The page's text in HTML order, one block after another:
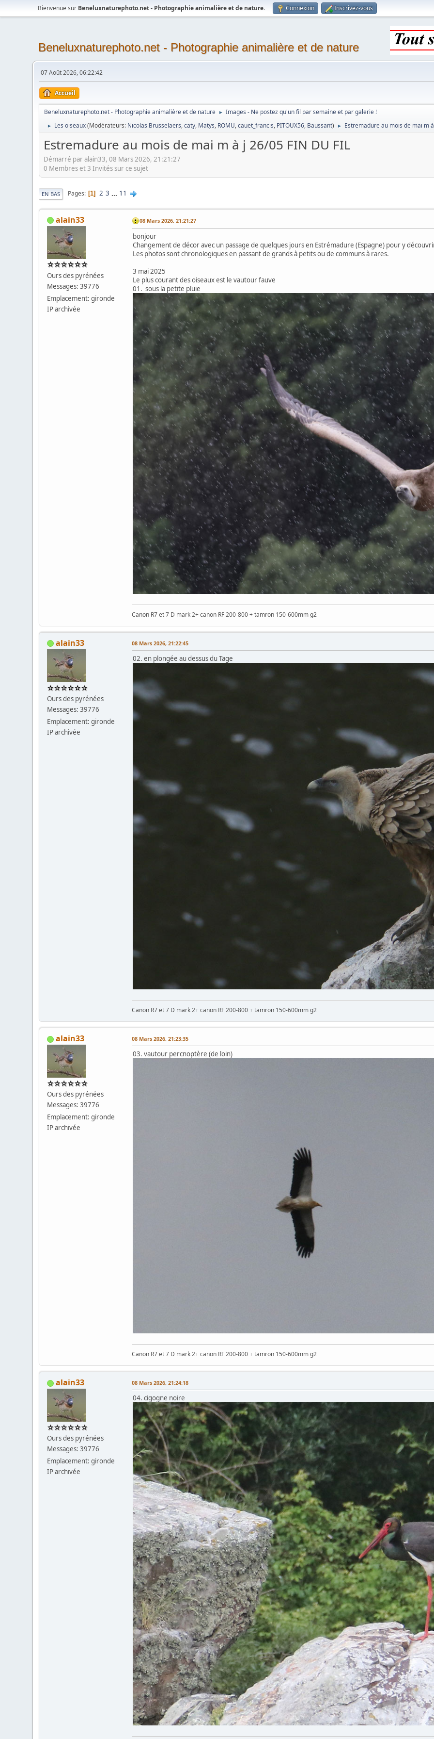
Bienvenue sur Beneluxnaturephoto.net - Photographie animalière et de nature. Connexion Inscrivez-vous
Beneluxnaturephoto.net - Photographie animalière et de nature
07 Août 2026, 06:22:42
Accueil
Beneluxnaturephoto.net - Photographie animalière et de nature ► Images - Ne postez qu'un fil par semaine et par galerie !
► Les oiseaux(Modérateurs: Nicolas Brusselaers,caty, Matys, ROMU,cauet_francis, PITOUX56, Baussant) ► Estremadure au mois de mai m
Estremadure au mois de mai m à j 26/05 FIN DU FIL
Démarré par alain33, 08 Mars 2026, 21:21:27
0 Membres et 3 Invités sur ce sujet
EN BAS Pages 1 2 3 ... 11
alain33
Ours des pyrénées
Messages: 39776
Emplacement: gironde
IP archivée
08 Mars 2026, 21:21:27
bonjour
Changement de décor avec un passage de quelques jours en Estrémadure (Espagne) pour y
Les photos sont chronologiques en passant de grands à petits ou de communs à rares.
3 mai 2025
Le plus courant des oiseaux est le vautour fauve
01. sous la petite pluie
Canon R7 et 7 D mark 2+ canon RF 200-800 + tamron 150-600mm g2
alain33
Ours des pyrénées
Messages: 39776
Emplacement: gironde
IP archivée
08 Mars 2026, 21:22:45
02. en plongée au dessus du Tage
Canon R7 et 7 D mark 2+ canon RF 200-800 + tamron 150-600mm g2
alain33
Ours des pyrénées
Messages: 39776
Emplacement: gironde
IP archivée
08 Mars 2026, 21:23:35
03. vautour percnoptère (de loin)
Canon R7 et 7 D mark 2+ canon RF 200-800 + tamron 150-600mm g2
alain33
Ours des pyrénées
Messages: 39776
Emplacement: gironde
IP archivée
08 Mars 2026, 21:24:18
04. cigogne noire